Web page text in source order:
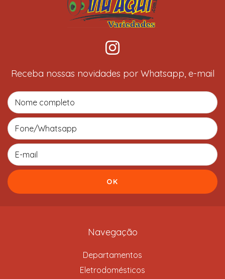
Receba nossas novidades por Whatsapp, e-mail
Navegação
Departamentos
Eletrodomésticos